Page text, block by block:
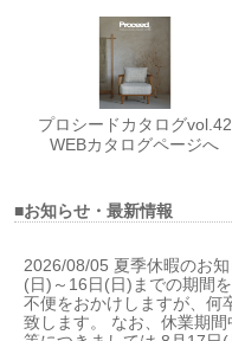
プロシードカタログvol.42
WEBカタログページへ
■お知らせ・最新情報